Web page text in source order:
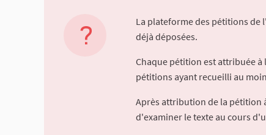
La plateforme des pétitions de
déjà déposées.
Chaque pétition est attribuée
pétitions ayant recueilli au
Après attribution de la pétition
d'examiner le texte au cours